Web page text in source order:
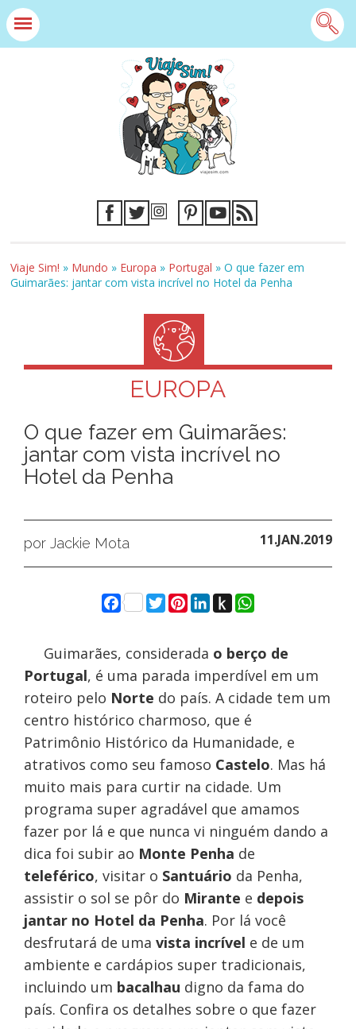
Viaje Sim! » Mundo » Europa » Portugal »O que fazer em
Guimarães: jantar com vista incrível no Hotel da Penha
EUROPA
O que fazer em Guimarães:
jantar com vista incrível no
Hotel da Penha
por Jackie Mota 11.JAN.2019
Facebook
Twitter
Pinterest
LinkedIn
Push
to
WhatsApp
Guimarães, considerada o berço de
Portugal, é uma parada imperdível em um
roteiro pelo Norte do país. A cidade tem um
centro histórico charmoso, que é
Patrimônio Histórico da Humanidade, e
atrativos como seu famoso Castelo. Mas há
muito mais para curtir na cidade. Um
programa super agradável que amamos
fazer por lá e que nunca vi ninguém dando a
dica foi subir ao Monte Penha de
teleférico, visitar o Santuário da Penha,
assistir o sol se pôr do Mirante e depois
jantar no Hotel da Penha. Por lá você
desfrutará de uma vista incrível e de um
ambiente e cardápios super tradicionais,
incluindo um bacalhau digno da fama do
país. Confira os detalhes sobre o que fazer